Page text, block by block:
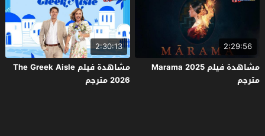
2:29:56
مشاهدة فيلم Marama 2025
مترجم
2:30:13
مشاهدة فيلم The Greek Aisle
2026 مترجم